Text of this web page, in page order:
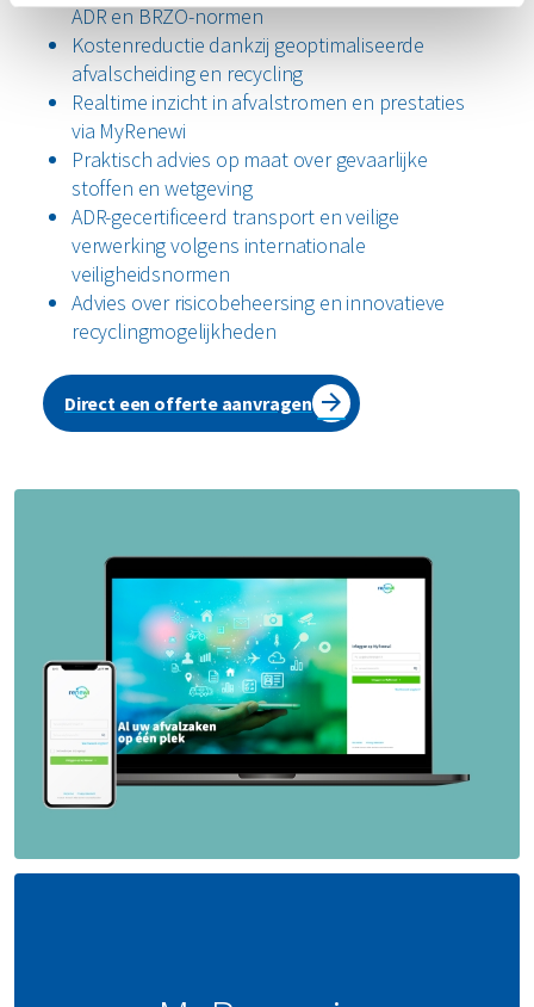
ADR en BRZO-normen
Kostenreductie dankzij geoptimaliseerde
afvalscheiding en recycling
Realtime inzicht in afvalstromen en prestaties
via MyRenewi
Praktisch advies op maat over gevaarlijke
stoffen en wetgeving
ADR-gecertificeerd transport en veilige
verwerking volgens internationale
veiligheidsnormen
Advies over risicobeheersing en innovatieve
recyclingmogelijkheden
Direct een offerte aanvragen